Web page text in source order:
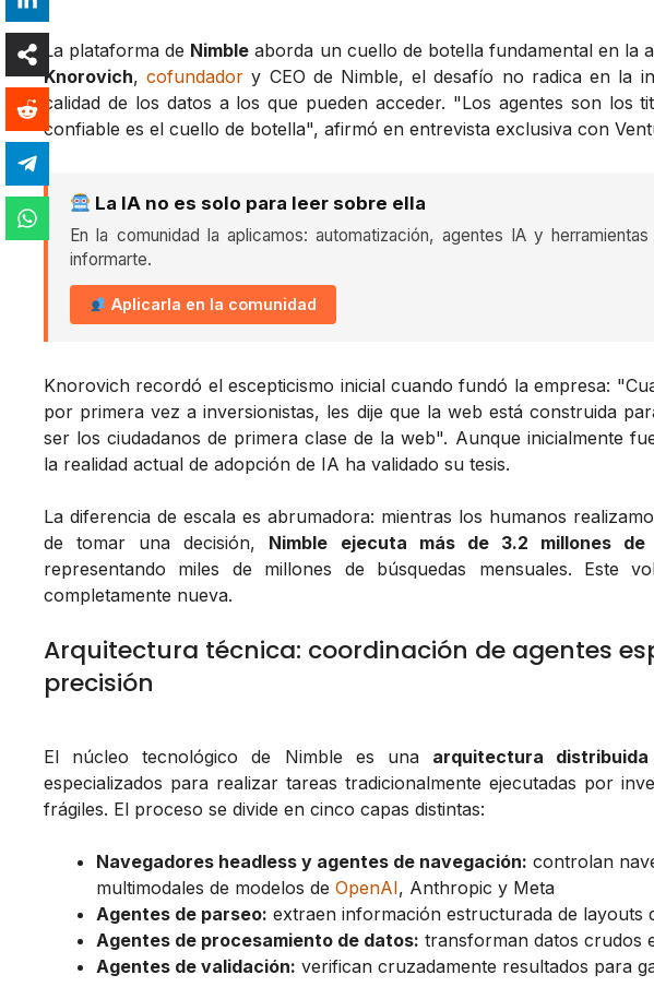
La plataforma de Nimble aborda un cuello de botella fundamental en la
Knorovich,cofundador y CEO de Nimble, el desafío no radica en la
calidad de los datos a los que pueden acceder. "Los agentes son los
confiable es el cuello de botella", afirmó en entrevista exclusiva con
La IA no es solo para leer sobre ella
En la comunidad la aplicamos: automatización, agentes IA y
informarte.
Aplicarla en la comunidad
Knorovich recordó el escepticismo inicial cuando fundó la empresa:
por primera vez a inversionistas, les dije que la web está construida
ser los ciudadanos de primera clase de la web". Aunque inicialmente
la realidad actual de adopción de IA ha validado su tesis.
La diferencia de escala es abrumadora: mientras los humanos
de tomar una decisión, Nimble ejecuta más de 3.2 millones
representando miles de millones de búsquedas mensuales. Este
completamente nueva.
Arquitectura técnica: coordinación de agentes
precisión
El núcleo tecnológico de Nimble es una arquitectura
especializados para realizar tareas tradicionalmente ejecutadas por
frágiles. El proceso se divide en cinco capas distintas:
Navegadores headless y agentes de navegación: controlan
multimodales de modelos de OpenAI, Anthropic y Meta
Agentes de parseo: extraen información estructurada de layouts
Agentes de procesamiento de datos: transforman datos crudos
Agentes de validación: verifican cruzadamente resultados para